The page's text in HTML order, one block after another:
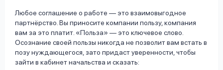
Любое соглашение о работе — это взаимовыгодное
партнёрство. Вы приносите компании пользу, компания
вам за это платит. «Польза» — это ключевое слово.
Осознание своей пользы никогда не позволит вам встать в
позу нуждающегося, зато придаст уверенности, чтобы
зайти в кабинет начальства и сказать: